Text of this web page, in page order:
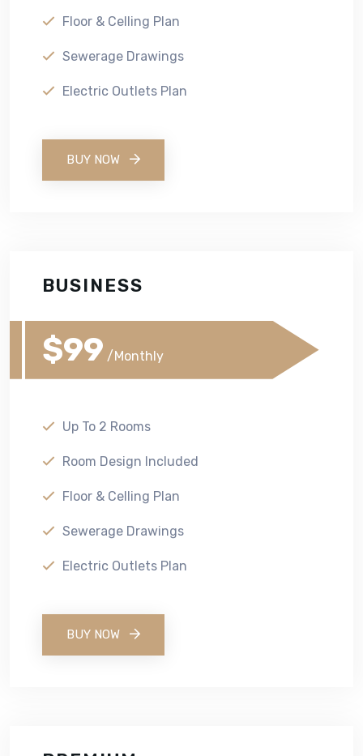
Floor & Celling Plan
Sewerage Drawings
Electric Outlets Plan
BUY NOW
BUSINESS
$99 /Monthly
Up To 2 Rooms
Room Design Included
Floor & Celling Plan
Sewerage Drawings
Electric Outlets Plan
BUY NOW